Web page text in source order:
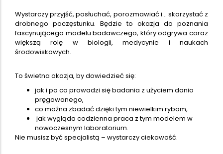
Wystarczy przyjść, posłuchać, porozmawiać i… skorzystać z
drobnego poczęstunku. Będzie to okazja do poznania
fascynującego modelu badawczego, który odgrywa coraz
większą rolę w biologii, medycynie i naukach
środowiskowych.
To świetna okazja, by dowiedzieć się:
jak i po co prowadzi się badania z użyciem danio
pręgowanego,
co można zbadać dzięki tym niewielkim rybom,
jak wygląda codzienna praca z tym modelem w
nowoczesnym laboratorium.
Nie musisz być specjalistą – wystarczy ciekawość.